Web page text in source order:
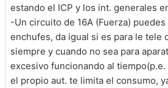
estando el ICP y los int. generales
-Un circuito de 16A (Fuerza)
enchufes, da igual si es para le tele
siempre y cuando no sea para
excesivo funcionando al
el propio aut. te limita el consumo,